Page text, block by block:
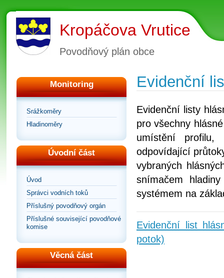
Kropáčova Vrutice
Povodňový plán obce
Monitoring
Srážkoměry
Hladinoměry
Úvodní část
Úvod
Správci vodních toků
Příslušný povodňový orgán
Příslušné související povodňové
komise
Věcná část
Evidenční
Evidenční listy
pro všechny
umístění
odpovídající
vybraných
snímačem
systémem na
Evidenční list
potok)